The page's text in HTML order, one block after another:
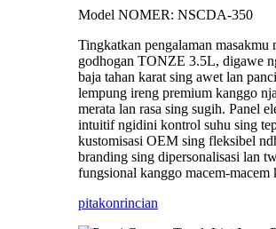
Model NOMER: NSCDA-350
Tingkatkan pengalaman masakmu
godhogan TONZE 3.5L, digawe
baja tahan karat sing awet lan
lempung ireng premium kanggo
merata lan rasa sing sugih. Panel
intuitif ngidini kontrol suhu sing
kustomisasi OEM sing fleksibel
branding sing dipersonalisasi lan
fungsional kanggo macem-macem
pitakonrincian